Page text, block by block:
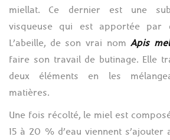
miellat. Ce dernier est une
visqueuse qui est apportée par
L’abeille, de son vrai nomApis
faire son travail de butinage. Elle
deux éléments en les
matières.
Une fois récolté, le miel est
15 à 20 % d’eau viennent s’ajouter